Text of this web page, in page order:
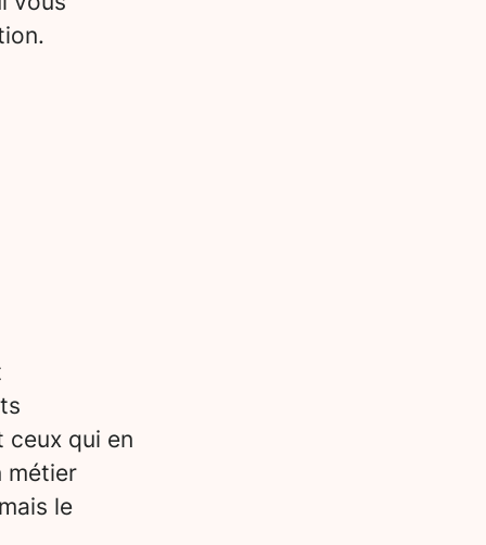
ceux qui en
métier
le